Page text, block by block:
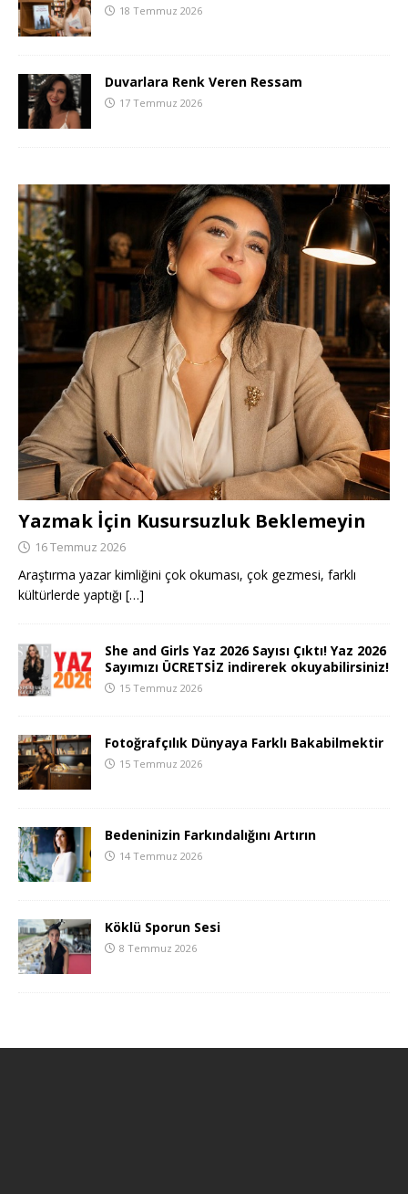
18 Temmuz 2026
Duvarlara Renk Veren Ressam
17 Temmuz 2026
Yazmak İçin Kusursuzluk Beklemeyin
16 Temmuz 2026
Araştırma yazar kimliğini çok okuması, çok gezmesi, farklı
kültürlerde yaptığı […]
She and Girls Yaz 2026 Sayısı Çıktı! Yaz 2026
Sayımızı ÜCRETSİZ indirerek okuyabilirsiniz!
15 Temmuz 2026
Fotoğrafçılık Dünyaya Farklı Bakabilmektir
15 Temmuz 2026
Bedeninizin Farkındalığını Artırın
14 Temmuz 2026
Köklü Sporun Sesi
8 Temmuz 2026